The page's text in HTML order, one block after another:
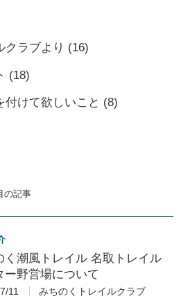
クラブより (16)
(18)
付けて欲しいこと (8)
の記事
く潮風トレイル 名取トレイル
ー野営場について
11 みちのくトレイルクラブ